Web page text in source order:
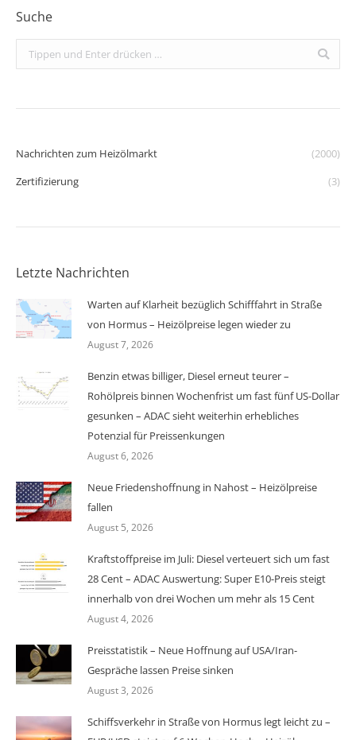
Suche
Search:
Nachrichten zum Heizölmarkt
(2000)
Zertifizierung
(3)
Letzte Nachrichten
Warten auf Klarheit bezüglich Schifffahrt in Straße
von Hormus – Heizölpreise legen wieder zu
August 7, 2026
Benzin etwas billiger, Diesel erneut teurer –
Rohölpreis binnen Wochenfrist um fast fünf US-Dollar
gesunken – ADAC sieht weiterhin erhebliches
Potenzial für Preissenkungen
August 6, 2026
Neue Friedenshoffnung in Nahost – Heizölpreise
fallen
August 5, 2026
Kraftstoffpreise im Juli: Diesel verteuert sich um fast
28 Cent – ADAC Auswertung: Super E10-Preis steigt
innerhalb von drei Wochen um mehr als 15 Cent
August 4, 2026
Preisstatistik – Neue Hoffnung auf USA/Iran-
Gespräche lassen Preise sinken
August 3, 2026
Schiffsverkehr in Straße von Hormus legt leicht zu –